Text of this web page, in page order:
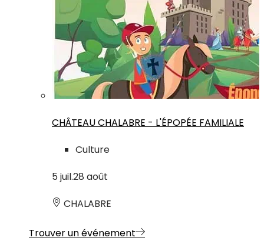
CHÂTEAU CHALABRE - L'ÉPOPÉE FAMILIALE
Culture
5 juil.28 août
CHALABRE
Trouver un événement